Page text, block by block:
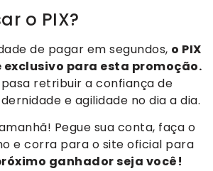
o PIX?
de pagar em segundos, o PIX
exclusivo para esta promoção.
retribuir a confiança de
e agilidade no dia a dia.
Pegue sua conta, faça o
e corra para o site oficial para
ganhador seja você!